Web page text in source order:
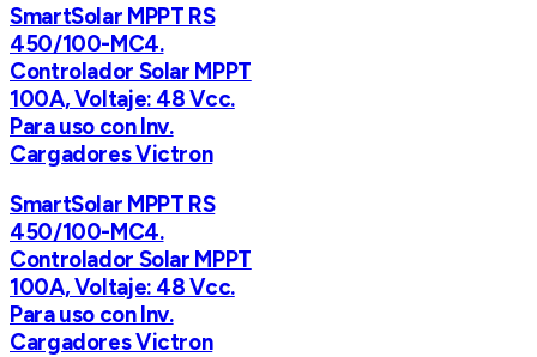
SmartSolar MPPT RS
450/100-MC4.
Controlador Solar MPPT
100A, Voltaje: 48 Vcc.
Para uso con Inv.
Cargadores Victron
SmartSolar MPPT RS
450/100-MC4.
Controlador Solar MPPT
100A, Voltaje: 48 Vcc.
Para uso con Inv.
Cargadores Victron